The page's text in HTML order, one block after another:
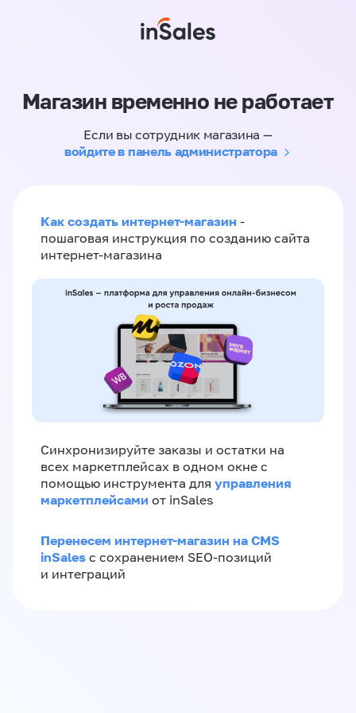
Магазин временно не работает
Если вы сотрудник магазина —
войдите в панель администратора
Как создать интернет-магазин -
пошаговая инструкция по созданию сайта
интернет-магазина
Синхронизируйте заказы и остатки на
всех маркетплейсах в одном окне с
помощью инструмента для управления
маркетплейсами от inSales
Перенесем интернет-магазин на CMS
inSales с сохранением SEO-позиций
и интеграций